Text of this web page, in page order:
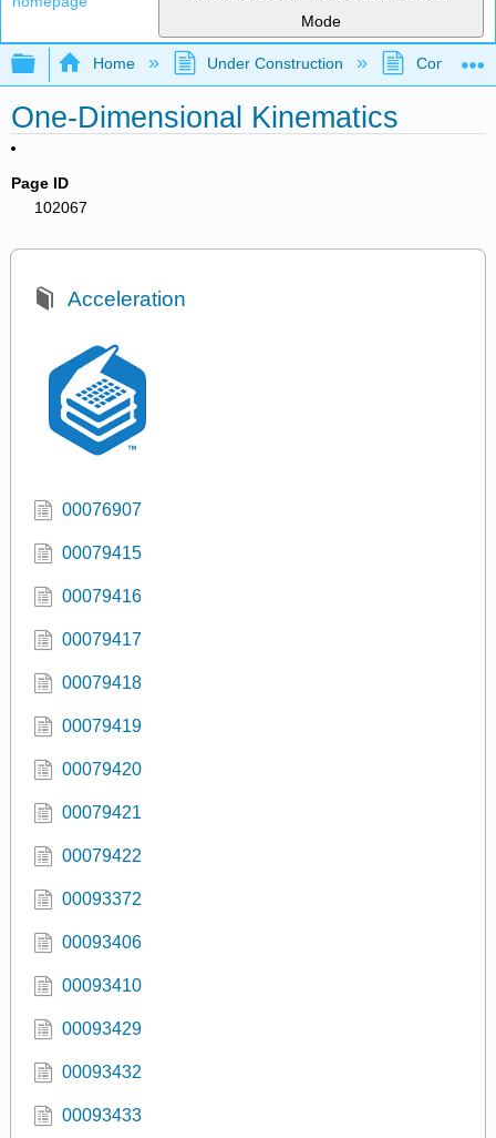
Mode
Expand/collapse global hierarchy
Home Under Construction
One-Dimensional Kinematics
Page ID
102067
Acceleration
00076907
00079415
00079416
00079417
00079418
00079419
00079420
00079421
00079422
00093372
00093406
00093410
00093429
00093432
00093433